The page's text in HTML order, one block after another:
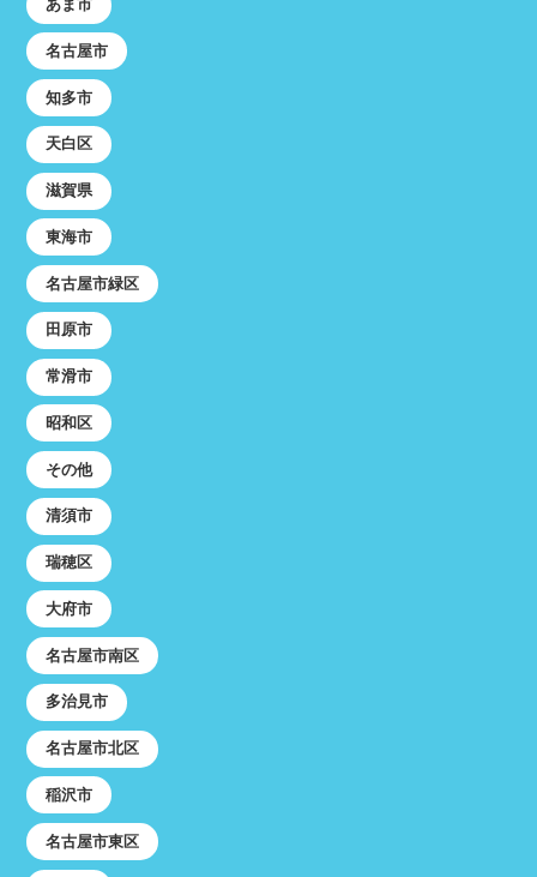
あま市
名古屋市
知多市
天白区
滋賀県
東海市
名古屋市緑区
田原市
常滑市
昭和区
その他
清須市
瑞穂区
大府市
名古屋市南区
多治見市
名古屋市北区
稲沢市
名古屋市東区